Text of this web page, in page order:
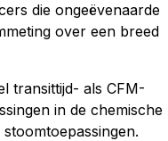
die ongeëvenaarde
over een breed
transittijd- als CFM-
in de chemische